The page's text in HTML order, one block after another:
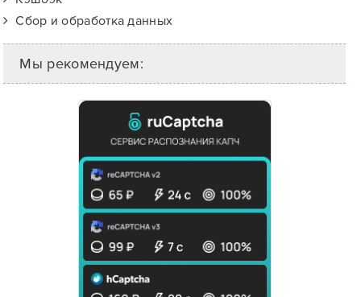
Сбор и обработка данных
Мы рекомендуем: